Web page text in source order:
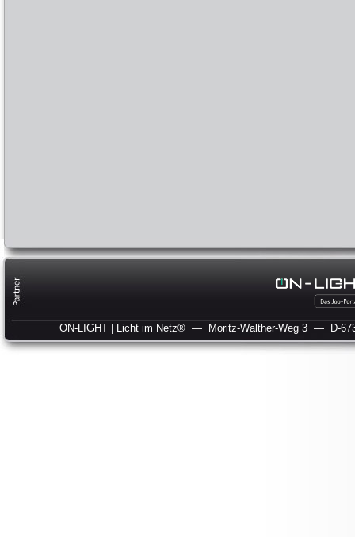
ON-LIGHT | Licht im Netz® — Moritz-Walther-Weg 3 — D-